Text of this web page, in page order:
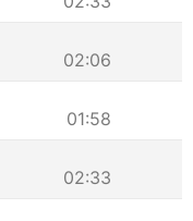
02:06
01:58
02:33